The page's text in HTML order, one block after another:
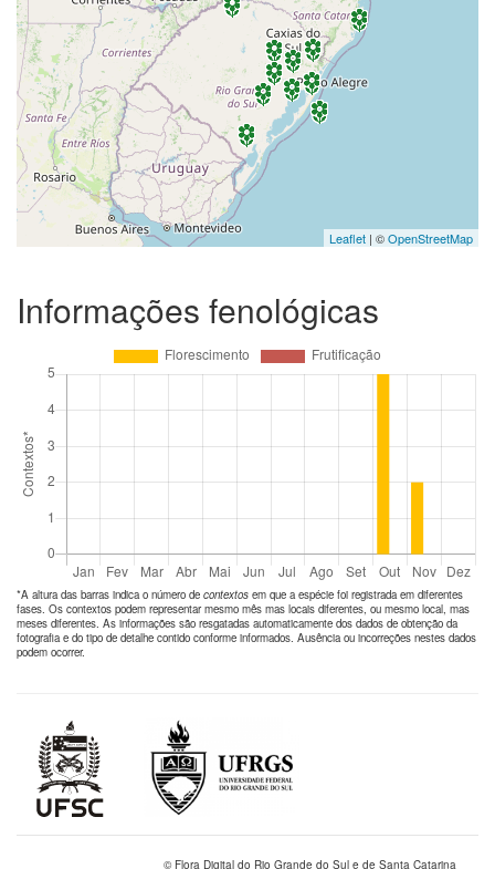
Leaflet | ©OpenStreetMap
Informações fenológicas
*A altura das barras indica o número de contextos em que a espécie foi registrada em diferentes
fases. Os contextos podem representar mesmo mês mas locais diferentes, ou mesmo local, mas
meses diferentes. As informações são resgatadas automaticamente dos dados de obtenção da
fotografia e do tipo de detalhe contido conforme informados. Ausência ou incorreções nestes dados
podem ocorrer.
© Flora Digital do Rio Grande do Sul e de Santa Catarina